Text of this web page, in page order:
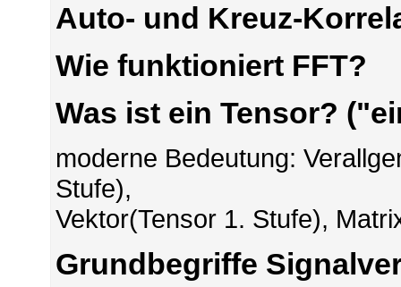
Auto- und Kreuz-
Wie funktioniert FFT?
Was ist ein Tensor?
moderne Bedeutung:
Stufe),
Vektor(Tensor 1. Stufe),
Grundbegriffe